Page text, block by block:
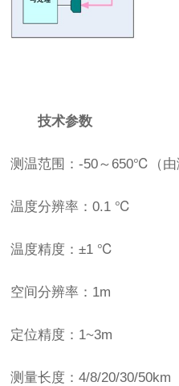
技术参数
测温范围：-50～650℃（由
温度分辨率：0.1 ℃
温度精度：±1 ℃
空间分辨率：1m
定位精度：1~3m
测量长度：4/8/20/30/50km